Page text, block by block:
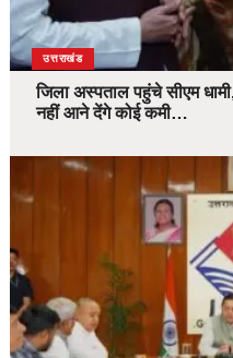
उत्तराखंड
जिला अस्पताल पहुंचे सीएम
नहीं आने देंगे कोई कमी…